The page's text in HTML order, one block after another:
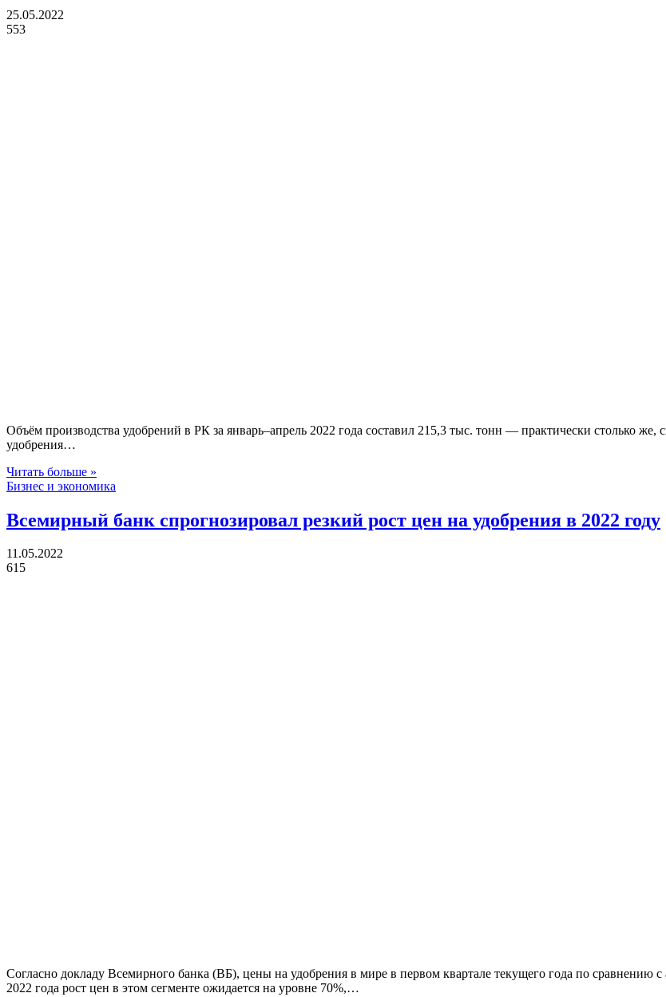
25.05.2022
553
Объём производства удобрений в РК за январь–апрель 2022 года составил 215,3 тыс. тонн — практически столько
удобрения…
Читать больше »
Бизнес и экономика
Всемирный банк спрогнозировал резкий рост цен на удобрения в 2022 году
11.05.2022
615
Согласно докладу Всемирного банка (ВБ), цены на удобрения в мире в первом квартале текущего года по
2022 года рост цен в этом сегменте ожидается на уровне 70%,…